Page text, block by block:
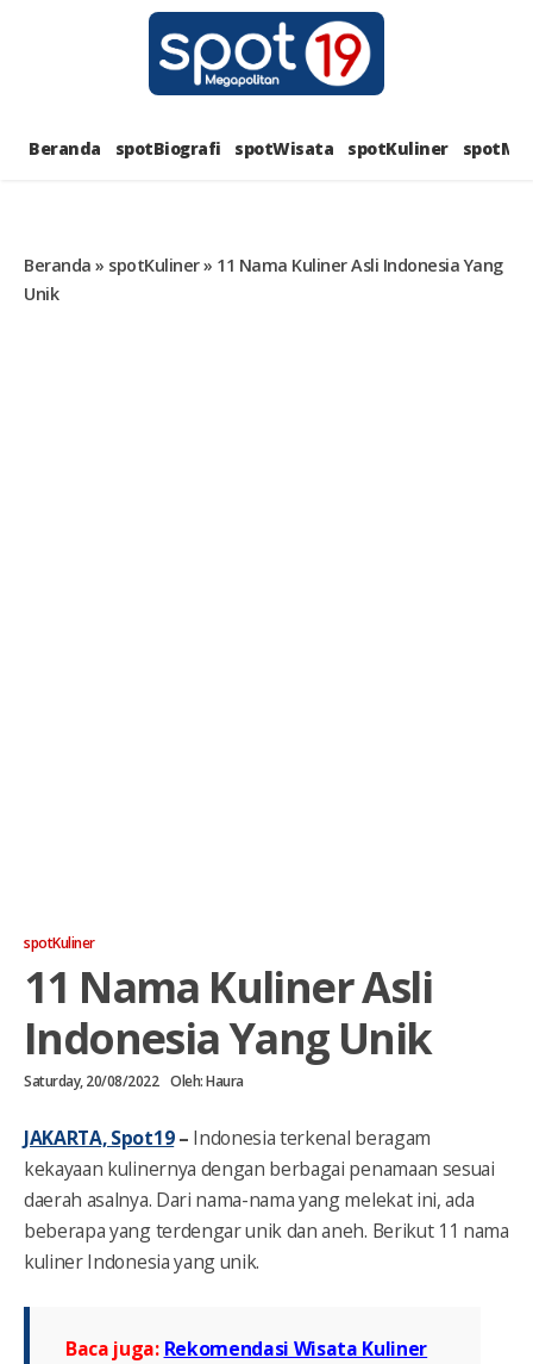
UNIK
Beranda spotBiografi spotWisata spotKuliner
Beranda » spotKuliner» 11 Nama Kuliner Asli Indonesia Yang
Unik
spotKuliner
11 Nama Kuliner Asli
Indonesia Yang Unik
Saturday, 20/08/2022 Oleh:Haura
JAKARTA, Spot19– Indonesia terkenal beragam
kekayaan kulinernya dengan berbagai penamaan sesuai
daerah asalnya. Dari nama-nama yang melekat ini, ada
beberapa yang terdengar unik dan aneh. Berikut 11 nama
kuliner Indonesia yang unik.
Baca juga: Rekomendasi Wisata Kuliner